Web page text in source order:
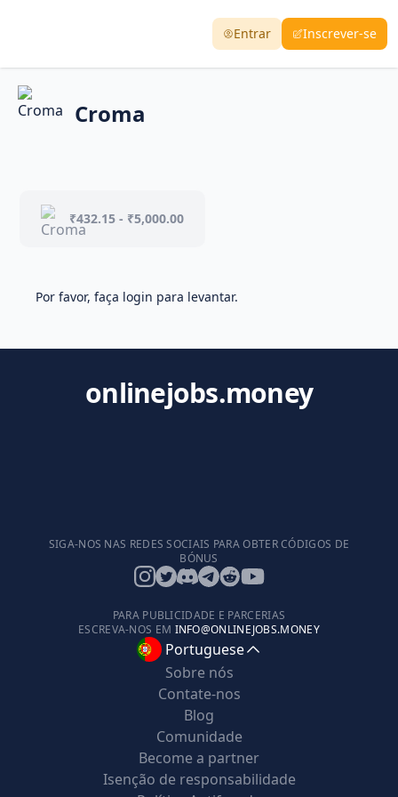
Entrar Inscrever-se
Croma
₹432.15 - ₹5,000.00
Por favor, faça login para levantar.
onlinejobs.money
SIGA-NOS NAS REDES SOCIAIS PARA OBTER CÓDIGOS DE
BÓNUS
PARA PUBLICIDADE E PARCERIAS
ESCREVA-NOS EM INFO@ONLINEJOBS.MONEY
Portuguese
Sobre nós
Contate-nos
Blog
Comunidade
Become a partner
Isenção de responsabilidade